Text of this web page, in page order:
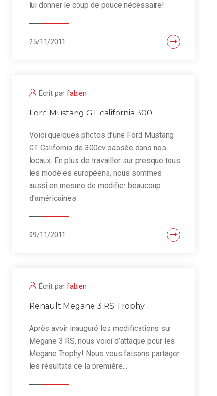
lui donner le coup de pouce nécessaire!
25/11/2011
Écrit par fabien
Ford Mustang GT california 300
Voici quelques photos d’une Ford Mustang
GT California de 300cv passée dans nos
locaux. En plus de travailler sur presque tous
les modèles européens, nous sommes
aussi en mesure de modifier beaucoup
d’américaines.
09/11/2011
Écrit par fabien
Renault Megane 3 RS Trophy
Après avoir inauguré les modifications sur
Megane 3 RS, nous voici d’attaque pour les
Megane Trophy! Nous vous faisons partager
les résultats de la première…